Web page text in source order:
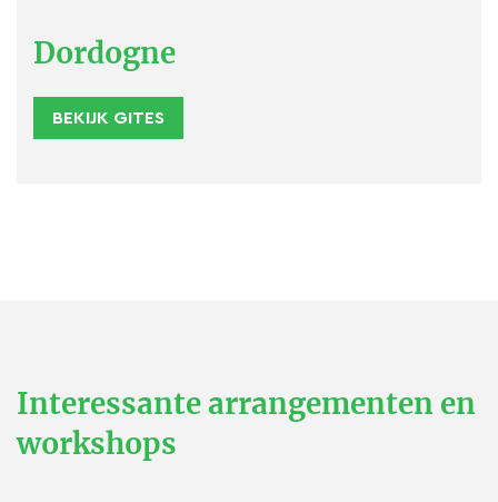
Dordogne
BEKIJK GITES
Interessante arrangementen en
workshops